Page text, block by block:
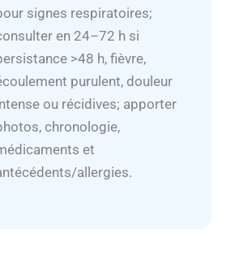
signes respiratoires;
en 24–72 h si
>48 h, fièvre,
purulent, douleur
ou récidives; apporter
chronologie,
et
allergies.